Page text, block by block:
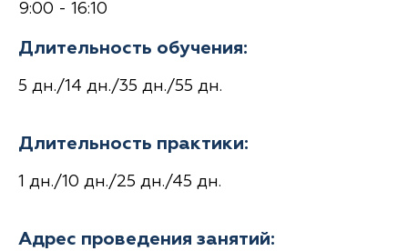
9:00 - 16:10
Длительность обучения:
5 дн./14 дн./35 дн./55 дн.
Длительность практики:
1 дн./10 дн./25 дн./45 дн.
Адрес проведения занятий: